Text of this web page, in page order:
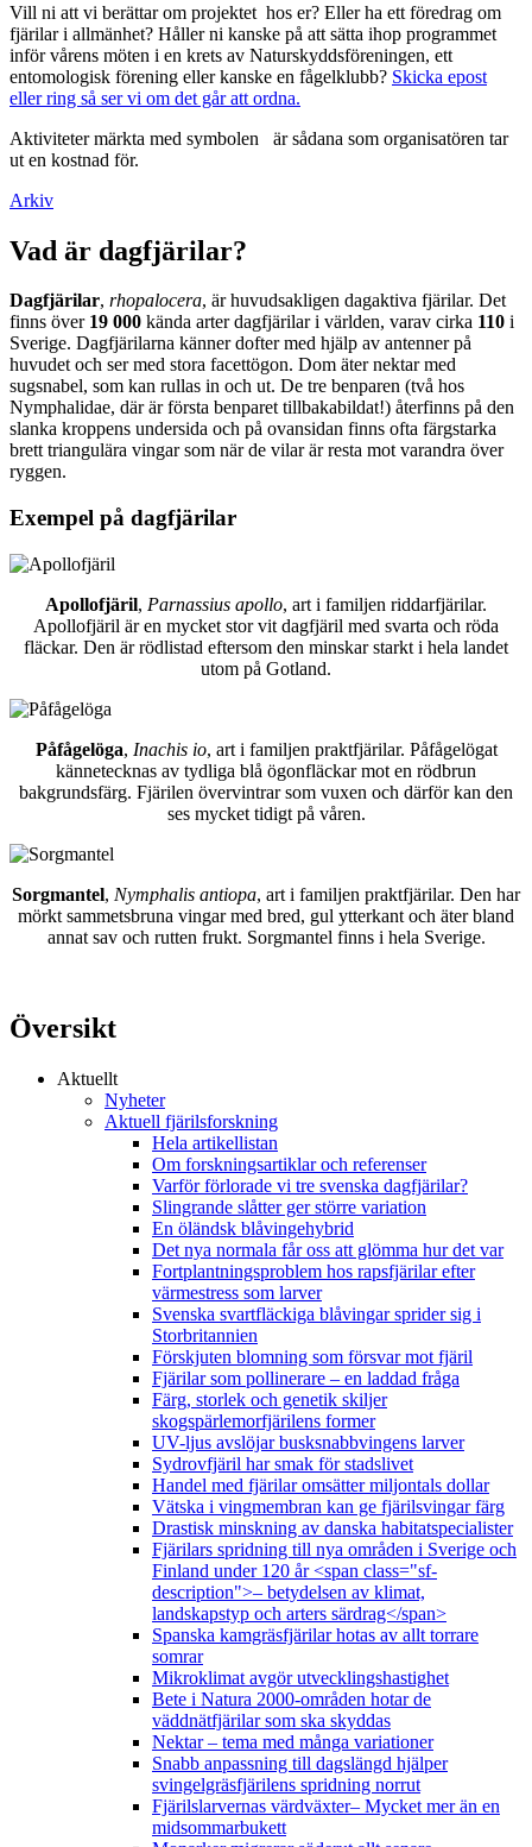
Vill ni att vi berättar om projektet hos er? Eller ha ett föredrag om
fjärilar i allmänhet? Håller ni kanske på att sätta ihop programmet
inför vårens möten i en krets av Naturskyddsföreningen, ett
entomologisk förening eller kanske en fågelklubb? Skicka epost
eller ring så ser vi om det går att ordna.
Aktiviteter märkta med symbolen
är sådana som organisatören tar
ut en kostnad för.
Arkiv
Vad är dagfjärilar?
Dagfjärilar, rhopalocera, är huvudsakligen dagaktiva fjärilar. Det
finns över 19 000 kända arter dagfjärilar i världen, varav cirka 110 i
Sverige. Dagfjärilarna känner dofter med hjälp av antenner på
huvudet och ser med stora facettögon. Dom äter nektar med
sugsnabel, som kan rullas in och ut. De tre benparen (två hos
Nymphalidae, där är första benparet tillbakabildat!) återfinns på den
slanka kroppens undersida och på ovansidan finns ofta färgstarka
brett triangulära vingar som när de vilar är resta mot varandra över
ryggen.
Exempel på dagfjärilar
Apollofjäril, Parnassius apollo, art i familjen riddarfjärilar.
Apollofjäril är en mycket stor vit dagfjäril med svarta och röda
fläckar. Den är rödlistad eftersom den minskar starkt i hela landet
utom på Gotland.
Påfågelöga, Inachis io, art i familjen praktfjärilar. Påfågelögat
kännetecknas av tydliga blå ögonfläckar mot en rödbrun
bakgrundsfärg. Fjärilen övervintrar som vuxen och därför kan den
ses mycket tidigt på våren.
Sorgmantel, Nymphalis antiopa, art i familjen praktfjärilar. Den har
mörkt sammetsbruna vingar med bred, gul ytterkant och äter bland
annat sav och rutten frukt. Sorgmantel finns i hela Sverige.
Översikt
Aktuellt
Nyheter
Aktuell fjärilsforskning
Hela artikellistan
Om forskningsartiklar och referenser
Varför förlorade vi tre svenska dagfjärilar?
Slingrande slåtter ger större variation
En öländsk blåvingehybrid
Det nya normala får oss att glömma hur det var
Fortplantningsproblem hos rapsfjärilar efter
värmestress som larver
Svenska svartfläckiga blåvingar sprider sig i
Storbritannien
Förskjuten blomning som försvar mot fjäril
Fjärilar som pollinerare – en laddad fråga
Färg, storlek och genetik skiljer
skogspärlemorfjärilens former
UV-ljus avslöjar busksnabbvingens larver
Sydrovfjäril har smak för stadslivet
Handel med fjärilar omsätter miljontals dollar
Vätska i vingmembran kan ge fjärilsvingar färg
Drastisk minskning av danska habitatspecialister
Fjärilars spridning till nya områden i Sverige och
Finland under 120 år <span class="sf-
description">– betydelsen av klimat,
landskapstyp och arters särdrag</span>
Spanska kamgräsfjärilar hotas av allt torrare
somrar
Mikroklimat avgör utvecklingshastighet
Bete i Natura 2000-områden hotar de
väddnätfjärilar som ska skyddas
Nektar – tema med många variationer
Snabb anpassning till dagslängd hjälper
svingelgräsfjärilens spridning norrut
Fjärilslarvernas värdväxter– Mycket mer än en
midsommarbukett